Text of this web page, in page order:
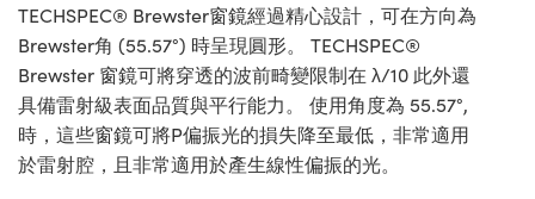
TECHSPEC® Brewster窗鏡經過精心設計，可在方向為
Brewster角 (55.57°) 時呈現圓形。 TECHSPEC®
Brewster 窗鏡可將穿透的波前畸變限制在 λ/10 此外還
具備雷射級表面品質與平行能力。 使用角度為 55.57°,
時，這些窗鏡可將P偏振光的損失降至最低，非常適用
於雷射腔，且非常適用於產生線性偏振的光。